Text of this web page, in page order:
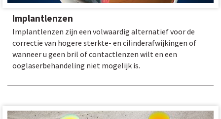
Implantlenzen
Implantlenzen zijn een volwaardig alternatief voor de
correctie van hogere sterkte- en cilinderafwijkingen of
wanneer u geen bril of contactlenzen wilt en een
ooglaserbehandeling niet mogelijk is.